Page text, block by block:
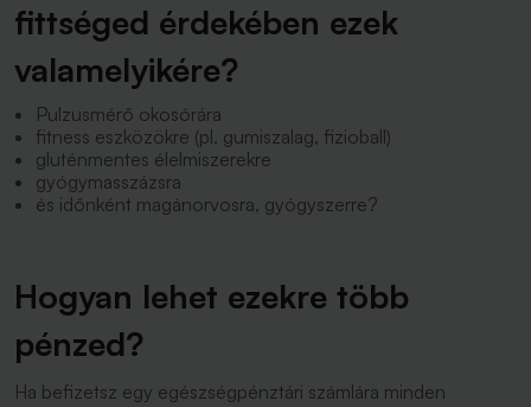
fittséged érdekében ezek
valamelyikére?
Pulzusmérő okosórára
fitness eszközökre (pl. gumiszalag, fizioball)
gluténmentes élelmiszerekre
gyógymasszázsra
és időnként magánorvosra, gyógyszerre?
Hogyan lehet ezekre több
pénzed?
Ha befizetsz egy egészségpénztári számlára minden